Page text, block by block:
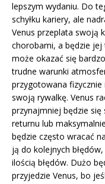
lepszym wydaniu. Do
schyłku kariery, ale
Venus przeplata swoją
chorobami, a będzie
może okazać się
trudne warunki
przygotowana fizycznie
swoją rywalkę. Venus
przynajmniej będzie
returnu lub
będzie często wracać
ją do kolejnych
ilością błędów. Dużo
przyjedzie Venus, bo